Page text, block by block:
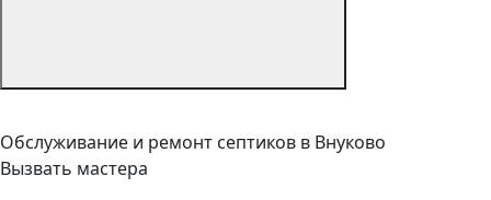
Обслуживание и ремонт септиков в Внуково
Вызвать мастера